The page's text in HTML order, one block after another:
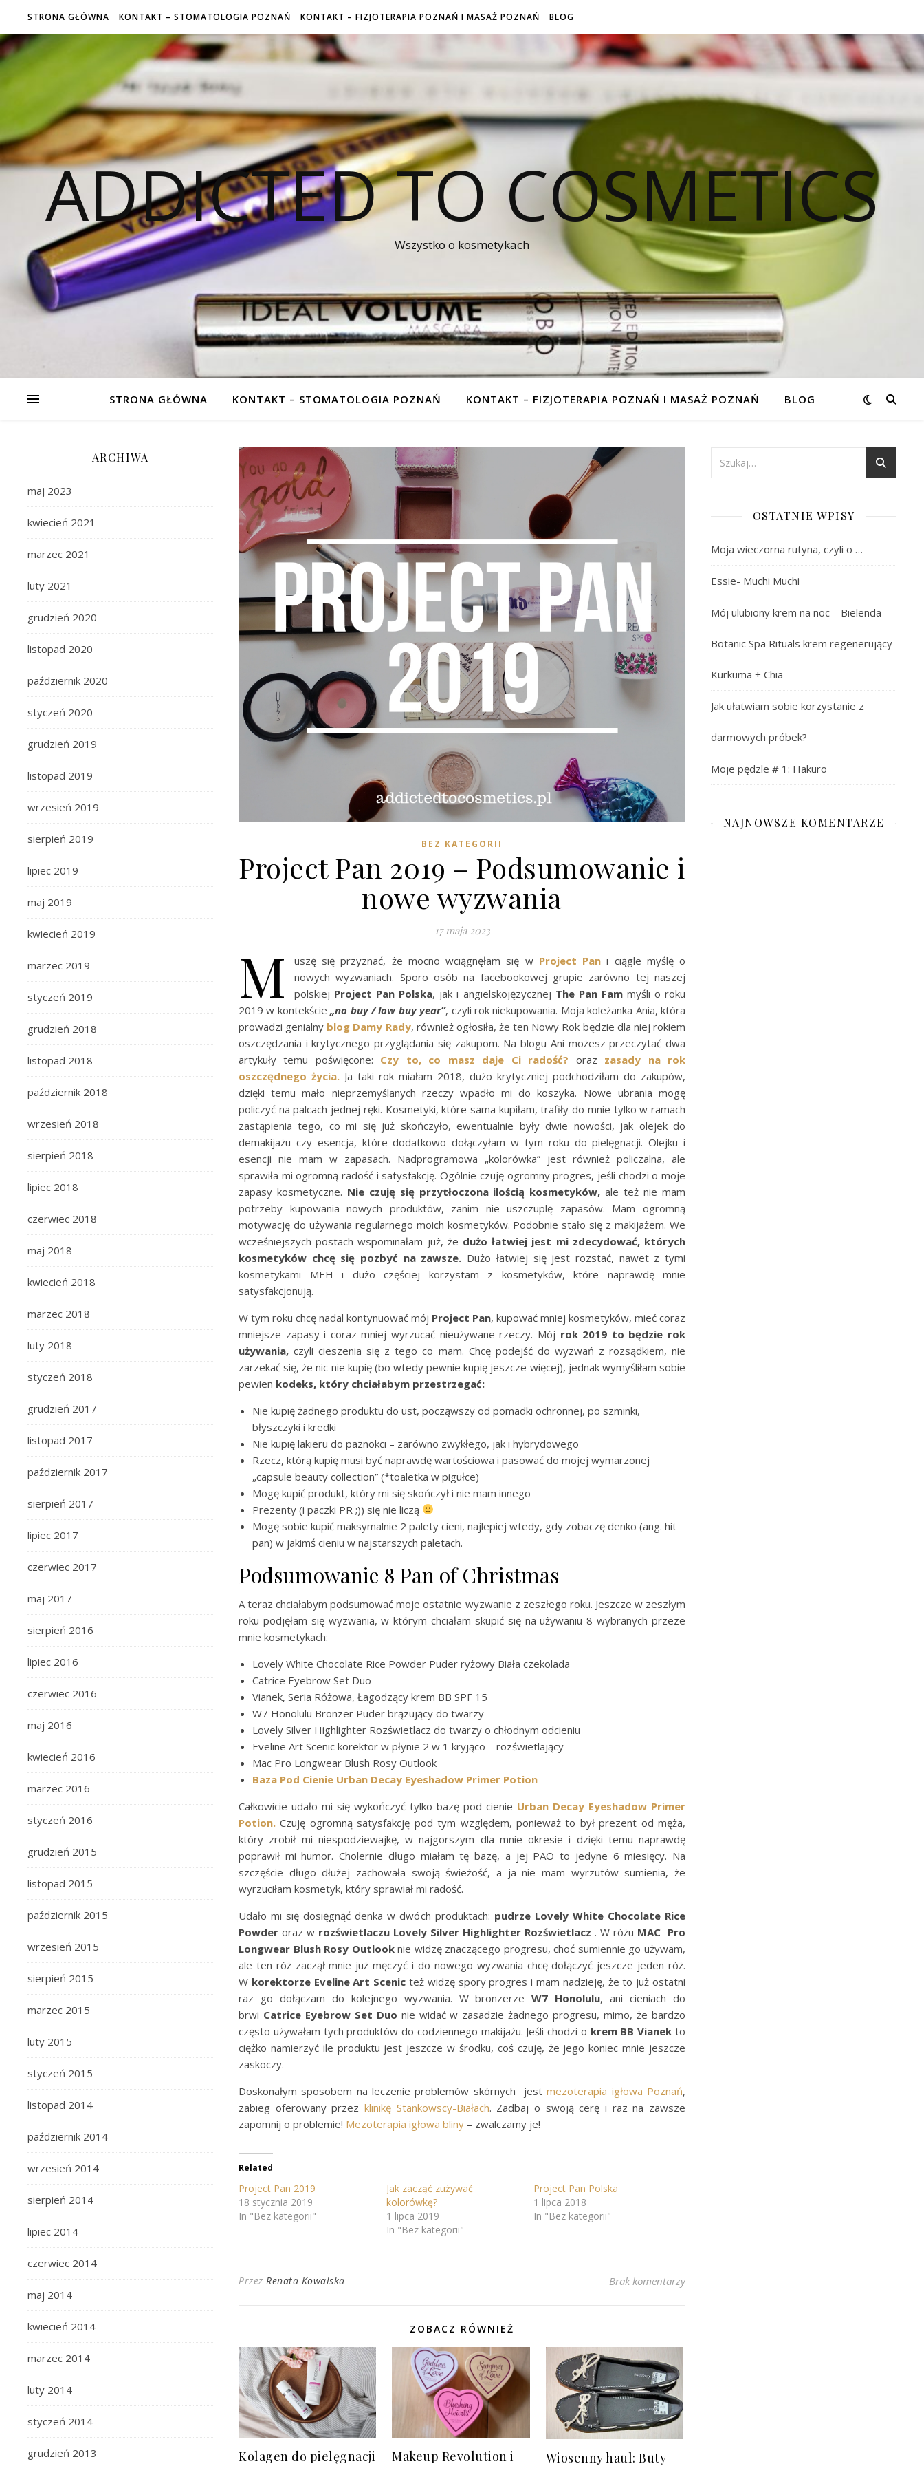
STRONA GŁÓWNA KONTAKT – STOMATOLOGIA POZNAŃ KONTAKT – FIZJOTERAPIA POZNAŃ I MASAŻ POZNAŃ BLOG
ADDICTED TO COSMETICS
Wszystko o kosmetykach
STRONA GŁÓWNA KONTAKT – STOMATOLOGIA POZNAŃ KONTAKT – FIZJOTERAPIA POZNAŃ I MASAŻ POZNAŃ BLOG
ARCHIWA
maj 2023
kwiecień 2021
marzec 2021
luty 2021
grudzień 2020
listopad 2020
październik 2020
styczeń 2020
grudzień 2019
listopad 2019
wrzesień 2019
sierpień 2019
lipiec 2019
maj 2019
kwiecień 2019
marzec 2019
styczeń 2019
grudzień 2018
listopad 2018
październik 2018
wrzesień 2018
sierpień 2018
lipiec 2018
czerwiec 2018
maj 2018
kwiecień 2018
marzec 2018
luty 2018
styczeń 2018
grudzień 2017
listopad 2017
październik 2017
sierpień 2017
lipiec 2017
czerwiec 2017
maj 2017
sierpień 2016
lipiec 2016
czerwiec 2016
maj 2016
kwiecień 2016
marzec 2016
styczeń 2016
grudzień 2015
listopad 2015
październik 2015
wrzesień 2015
sierpień 2015
marzec 2015
luty 2015
styczeń 2015
listopad 2014
październik 2014
wrzesień 2014
sierpień 2014
lipiec 2014
czerwiec 2014
maj 2014
kwiecień 2014
marzec 2014
luty 2014
styczeń 2014
grudzień 2013
BEZ KATEGORII
Project Pan 2019 – Podsumowanie i
nowe wyzwania
17 maja 2023
M uszę się przyznać, że mocno wciągnęłam się w Project Pan i ciągle myślę o
nowych wyzwaniach. Sporo osób na facebookowej grupie zarówno tej naszej
polskiej Project Pan Polska, jak i angielskojęzycznej The Pan Fammyśli o roku
2019 w kontekście„no buy / low buy year”, czyli rok niekupowania. Moja koleżanka Ania, która
prowadzi genialny blog Damy Rady, również ogłosiła, że ten Nowy Rok będzie dla niej rokiem
oszczędzania i krytycznego przyglądania się zakupom. Na blogu Ani możesz przeczytać dwa
artykuły temu poświęcone: Czy to, co masz daje Ci radość? oraz zasady na rok
oszczędnego życia. Ja taki rok miałam 2018, dużo krytyczniej podchodziłam do zakupów,
dzięki temu mało nieprzemyślanych rzeczy wpadło mi do koszyka. Nowe ubrania mogę
policzyć na palcach jednej ręki. Kosmetyki, które sama kupiłam, trafiły do mnie tylko w ramach
zastąpienia tego, co mi się już skończyło, ewentualnie były dwie nowości, jak olejek do
demakijażu czy esencja, które dodatkowo dołączyłam w tym roku do pielęgnacji. Olejku i
esencji nie mam w zapasach. Nadprogramowa „kolorówka” jest również policzalna, ale
sprawiła mi ogromną radość i satysfakcję. Ogólnie czuję ogromny progres, jeśli chodzi o moje
zapasy kosmetyczne. Nie czuję się przytłoczona ilością kosmetyków, ale też nie mam
potrzeby kupowania nowych produktów, zanim nie uszczuplę zapasów. Mam ogromną
motywację do używania regularnego moich kosmetyków. Podobnie stało się z makijażem. We
wcześniejszych postach wspominałam już, że dużo łatwiej jest mi zdecydować, których
kosmetyków chcę się pozbyć na zawsze. Dużo łatwiej się jest rozstać, nawet z tymi
kosmetykami MEH i dużo częściej korzystam z kosmetyków, które naprawdę mnie
satysfakcjonują.
W tym roku chcę nadal kontynuować mój Project Pan, kupować mniej kosmetyków, mieć coraz
mniejsze zapasy i coraz mniej wyrzucać nieużywane rzeczy. Mój rok 2019 to będzie rok
używania,czyli cieszenia się z tego co mam. Chcę podejść do wyzwań z rozsądkiem, nie
zarzekać się, że nic nie kupię (bo wtedy pewnie kupię jeszcze więcej), jednak wymyśliłam sobie
pewien kodeks, który chciałabym przestrzegać:
Nie kupię żadnego produktu do ust, począwszy od pomadki ochronnej, po szminki,
błyszczyki i kredki
Nie kupię lakieru do paznokci – zarówno zwykłego, jak i hybrydowego
Rzecz, którą kupię musi być naprawdę wartościowa i pasować do mojej wymarzonej
„capsule beauty collection” (*toaletka w pigułce)
Mogę kupić produkt, który mi się skończył i nie mam innego
Prezenty (i paczki PR ;)) się nie liczą
Mogę sobie kupić maksymalnie 2 palety cieni, najlepiej wtedy, gdy zobaczę denko (ang. hit
pan) w jakimś cieniu w najstarszych paletach.
Podsumowanie 8 Pan of Christmas
A teraz chciałabym podsumować moje ostatnie wyzwanie z zeszłego roku. Jeszcze w zeszłym
roku podjęłam się wyzwania, w którym chciałam skupić się na używaniu 8 wybranych przeze
mnie kosmetykach:
Lovely White Chocolate Rice Powder Puder ryżowy Biała czekolada
Catrice Eyebrow Set Duo
Vianek, Seria Różowa, Łagodzący krem BB SPF 15
W7 Honolulu Bronzer Puder brązujący do twarzy
Lovely Silver Highlighter Rozświetlacz do twarzy o chłodnym odcieniu
Eveline Art Scenic korektor w płynie 2 w 1 kryjąco – rozświetlający
Mac Pro Longwear Blush Rosy Outlook
Baza Pod Cienie Urban Decay Eyeshadow Primer Potion
Całkowicie udało mi się wykończyć tylko bazę pod cienie Urban Decay Eyeshadow Primer
Potion. Czuję ogromną satysfakcję pod tym względem, ponieważ to był prezent od męża,
który zrobił mi niespodziewajkę, w najgorszym dla mnie okresie i dzięki temu naprawdę
poprawił mi humor. Cholernie długo miałam tę bazę, a jej PAO to jedyne 6 miesięcy. Na
szczęście długo dłużej zachowała swoją świeżość, a ja nie mam wyrzutów sumienia, że
wyrzuciłam kosmetyk, który sprawiał mi radość.
Udało mi się dosięgnąć denka w dwóch produktach: pudrze Lovely White Chocolate Rice
Powder oraz w rozświetlaczu Lovely Silver Highlighter Rozświetlacz . W różu MAC Pro
Longwear Blush Rosy Outlooknie widzę znaczącego progresu, choć sumiennie go używam,
ale ten róż zaczął mnie już męczyć i do nowego wyzwania chcę dołączyć jeszcze jeden róż.
W korektorze Eveline Art Scenic też widzę spory progres i mam nadzieję, że to już ostatni
raz go dołączam do kolejnego wyzwania. W bronzerzeW7 Honolulu, ani cieniach do
brwi Catrice Eyebrow Set Duo nie widać w zasadzie żadnego progresu, mimo, że bardzo
często używałam tych produktów do codziennego makijażu. Jeśli chodzi o krem BB Vianekto
ciężko namierzyć ile produktu jest jeszcze w środku, coś czuję, że jego koniec mnie jeszcze
zaskoczy.
Doskonałym sposobem na leczenie problemów skórnych jestmezoterapia igłowa Poznań,
zabieg oferowany przez klinikę Stankowscy-Białach. Zadbaj o swoją cerę i raz na zawsze
zapomnij o problemie! Mezoterapia igłowa bliny – zwalczamy je!
Related
Project Pan 2019
18 stycznia 2019
In "Bez kategorii"
Jak zacząć zużywać
kolorówkę?
1 lipca 2019
In "Bez kategorii"
Project Pan Polska
1 lipca 2018
In "Bez kategorii"
Przez Renata Kowalska Brak komentarzy
ZOBACZ RÓWNIEŻ
Kolagen do pielęgnacji Makeup Revolution i Wiosenny haul: Buty
OSTATNIE WPISY
Moja wieczorna rutyna, czyli o …
Essie- Muchi Muchi
Mój ulubiony krem na noc – Bielenda
Botanic Spa Rituals krem regenerujący
Kurkuma + Chia
Jak ułatwiam sobie korzystanie z
darmowych próbek?
Moje pędzle # 1: Hakuro
NAJNOWSZE KOMENTARZE